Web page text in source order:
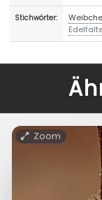
Stichwörter:
Zoom